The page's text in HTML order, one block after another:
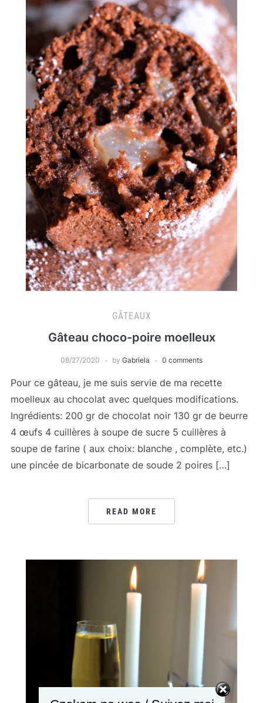
GÂTEAUX
Gâteau choco-poire moelleux
08/27/2020 by Gabriela 0 comments
Pour ce gâteau, je me suis servie de ma recette
moelleux au chocolat avec quelques modifications.
Ingrédients: 200 gr de chocolat noir 130 gr de beurre
4 œufs 4 cuillères à soupe de sucre 5 cuillères à
soupe de farine ( aux choix: blanche , complète, etc.)
une pincée de bicarbonate de soude 2 poires […]
READ MORE